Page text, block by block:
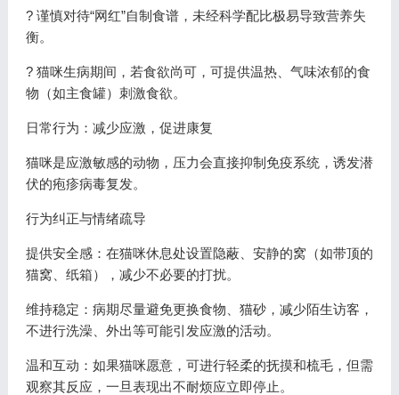
? 谨慎对待“网红”自制食谱，未经科学配比极易导致营养失
衡。
? 猫咪生病期间，若食欲尚可，可提供温热、气味浓郁的食
物（如主食罐）刺激食欲。
日常行为：减少应激，促进康复
猫咪是应激敏感的动物，压力会直接抑制免疫系统，诱发潜
伏的疱疹病毒复发。
行为纠正与情绪疏导
提供安全感：在猫咪休息处设置隐蔽、安静的窝（如带顶的
猫窝、纸箱），减少不必要的打扰。
维持稳定：病期尽量避免更换食物、猫砂，减少陌生访客，
不进行洗澡、外出等可能引发应激的活动。
温和互动：如果猫咪愿意，可进行轻柔的抚摸和梳毛，但需
观察其反应，一旦表现出不耐烦应立即停止。